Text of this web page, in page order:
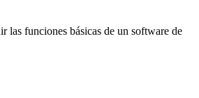
las funciones básicas de un software de